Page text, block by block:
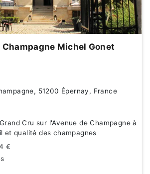
Michel Gonet
51200 Épernay, France
Cru sur l'Avenue de Champagne à
et qualité des champagnes
€